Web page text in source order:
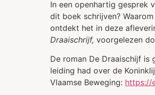
In een openhartig gesprek
dit boek schrijven?
ontdekt het in deze
Draaischrijf, voorgelezen
De roman De Draaischijf is
leiding had over de
Vlaamse Beweging: https://